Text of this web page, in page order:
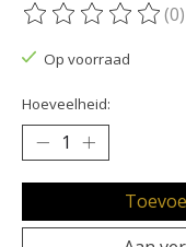
De beoordeling (0)
Op voorraad
Hoeveelheid: